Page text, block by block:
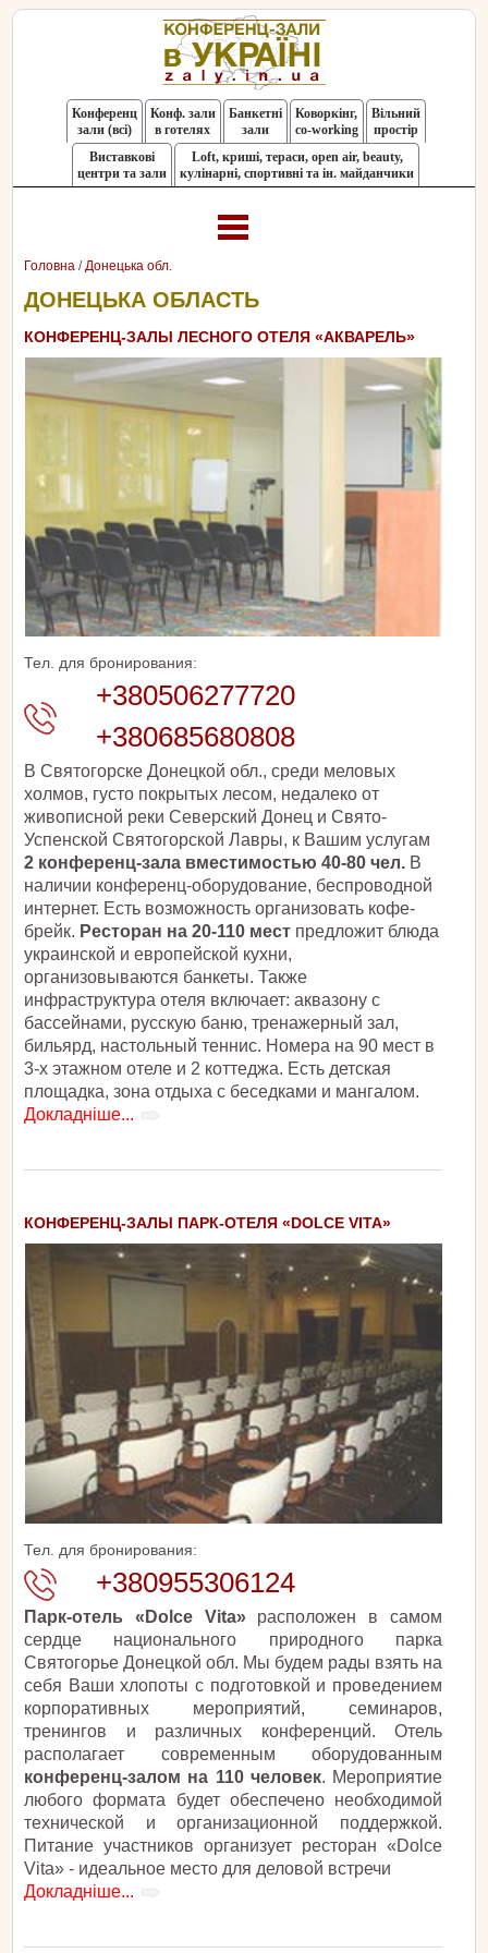
Конференц
зали (всі)
Конф. зали
в готелях
Банкетні
зали
Коворкінг,
co-working
Вільний
простір
Виставкові
центри та зали
Loft, криші, тераси, оpen air, beauty,
кулінарні, спортивні та ін. майданчики
Головна /Донецька обл.
ДОНЕЦЬКА ОБЛАСТЬ
КОНФЕРЕНЦ-ЗАЛЫ ЛЕСНОГО ОТЕЛЯ «АКВАРЕЛЬ»
Тел. для бронирования:
+380506277720
+380685680808
В Святогорске Донецкой обл., среди меловых
холмов, густо покрытых лесом, недалеко от
живописной реки Северский Донец и Свято-
Успенской Святогорской Лавры, к Вашим услугам
2 конференц-зала вместимостью 40-80 чел. В
наличии конференц-оборудование, беспроводной
интернет. Есть возможность организовать кофе-
брейк. Ресторан на 20-110 мест предложит блюда
украинской и европейской кухни,
организовываются банкеты. Также
инфраструктура отеля включает: аквазону с
бассейнами, русскую баню, тренажерный зал,
бильярд, настольный теннис. Номера на 90 мест в
3-х этажном отеле и 2 коттеджа. Есть детская
площадка, зона отдыха с беседками и мангалом.
Докладніше...
КОНФЕРЕНЦ-ЗАЛЫ ПАРК-ОТЕЛЯ «DOLCE VITA»
Тел. для бронирования:
+380955306124
Парк-отель «Dolce Vita» расположен в самом
сердце национального природного парка
Святогорье Донецкой обл. Мы будем рады взять на
себя Ваши хлопоты с подготовкой и проведением
корпоративных мероприятий, семинаров,
тренингов и различных конференций. Отель
располагает современным оборудованным
конференц-залом на 110 человек. Мероприятие
любого формата будет обеспечено необходимой
технической и организационной поддержкой.
Питание участников организует ресторан «Dolce
Vita» - идеальное место для деловой встречи
Докладніше...